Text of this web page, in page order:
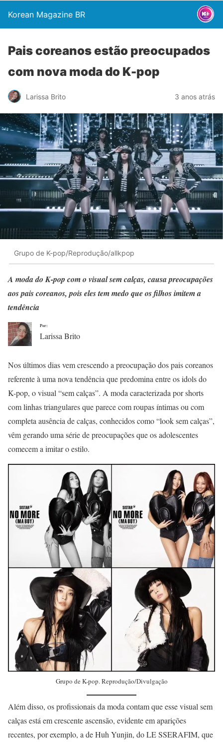
Korean Magazine BR
Pais coreanos estão preocupados
com nova moda do K-pop
Larissa Brito 3 anos atrás
Grupo de K-pop/Reprodução/allkpop
A moda do K-pop com o visual sem calças, causa preocupações
aos pais coreanos, pois eles tem medo que os filhos imitem a
tendência
Por:
Larissa Brito
Nos últimos dias vem crescendo a preocupação dos pais coreanos
referente à uma nova tendência que predomina entre os idols do
K-pop, o visual “sem calças”. A moda caracterizada por shorts
com linhas triangulares que parece com roupas íntimas ou com
completa ausência de calças, conhecidos como “look sem calças”,
vêm gerando uma série de preocupações que os adolescentes
comecem a imitar o estilo.
Grupo de K-pop. Reprodução/Divulgação
Além disso, os profissionais da moda contam que esse visual sem
calças está em crescente ascensão, evidente em aparições
recentes, por exemplo, a de Huh Yunjin, do LE SSERAFIM, que